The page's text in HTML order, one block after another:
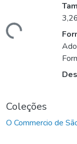
Coleções
O Commercio de